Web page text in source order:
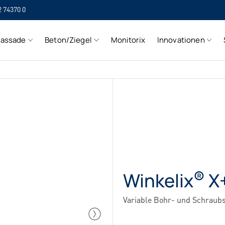
74370 0
Beton/Ziegel Monitorix Innovationen
Winkelix®
Variable Bohr- und